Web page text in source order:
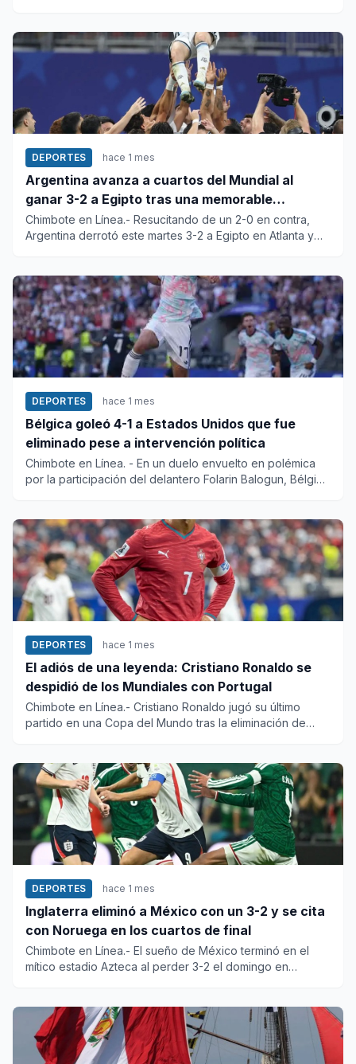
DEPORTES hace 1 mes
Argentina avanza a cuartos del Mundial al
ganar 3-2 a Egipto tras una memorable
remontada
Chimbote en Línea.- Resucitando de un 2-0 en contra,
Argentina derrotó este martes 3-2 a Egipto en Atlanta y
DEPORTES hace 1 mes
Bélgica goleó 4-1 a Estados Unidos que fue
eliminado pese a intervención política
Chimbote en Línea. - En un duelo envuelto en polémica
por la participación del delantero Folarin Balogun, Bélgica
DEPORTES hace 1 mes
El adiós de una leyenda: Cristiano Ronaldo se
despidió de los Mundiales con Portugal
Chimbote en Línea.- Cristiano Ronaldo jugó su último
partido en una Copa del Mundo tras la eliminación de
DEPORTES hace 1 mes
Inglaterra eliminó a México con un 3-2 y se cita
con Noruega en los cuartos de final
Chimbote en Línea.- El sueño de México terminó en el
mítico estadio Azteca al perder 3-2 el domingo en